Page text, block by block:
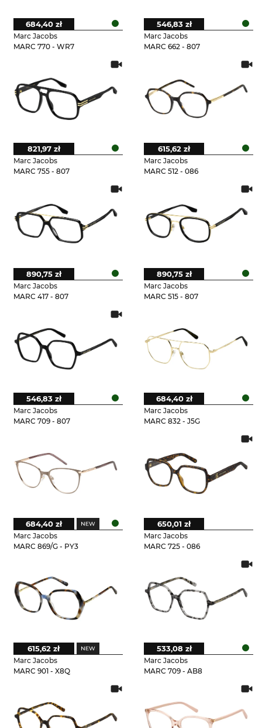
Marc Jacobs
MARC 770 - WR7
684,40 zł
Marc Jacobs
MARC 662 - 807
546,83 zł
Marc Jacobs
MARC 755 - 807
821,97 zł
Marc Jacobs
MARC 512 - 086
615,62 zł
Marc Jacobs
MARC 417 - 807
890,75 zł
Marc Jacobs
MARC 515 - 807
890,75 zł
Marc Jacobs
MARC 709 - 807
546,83 zł
Marc Jacobs
MARC 832 - J5G
684,40 zł
Marc Jacobs
MARC 869/G - PY3
684,40 zł
Marc Jacobs
MARC 725 - 086
650,01 zł
Marc Jacobs
MARC 901 - X8Q
615,62 zł
Marc Jacobs
MARC 709 - AB8
533,08 zł